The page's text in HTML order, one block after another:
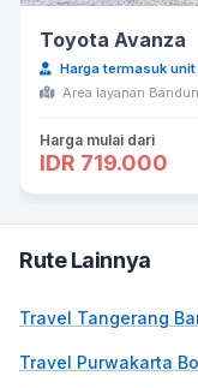
Toyota Avanza
Harga termasuk
Area layanan
Harga mulai dari
IDR 719.000
Rute Lainnya
Travel Tangerang
Travel Purwakarta